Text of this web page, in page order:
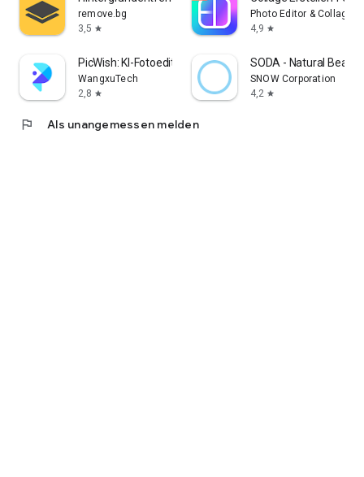
Simbabwe Passport Foto
remove.bg
3,5 star
Photo Editor & Collage
4,9 star
PicWish: KI-Fotoeditor
WangxuTech
2,8 star
SODA - Natural
SNOW Corporation
4,2 star
flag Als unangemessen melden